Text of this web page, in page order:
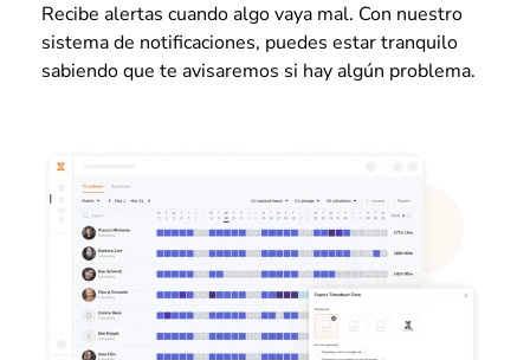
Recibe alertas cuando algo vaya mal. Con nuestro
sistema de notificaciones, puedes estar tranquilo
sabiendo que te avisaremos si hay algún problema.